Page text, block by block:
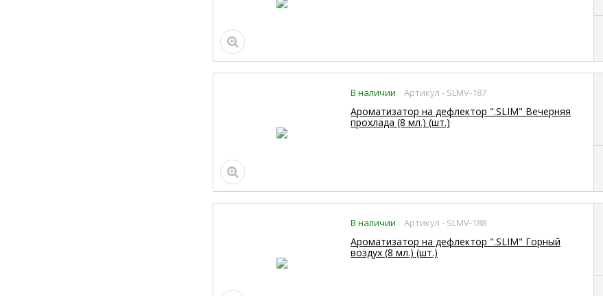
В наличии Артикул - SLMV-187
Ароматизатор на дефлектор ".SLIM" Вечерняя
прохлада (8 мл.) (шт.)
В наличии Артикул - SLMV-188
Ароматизатор на дефлектор ".SLIM" Горный
воздух (8 мл.) (шт.)